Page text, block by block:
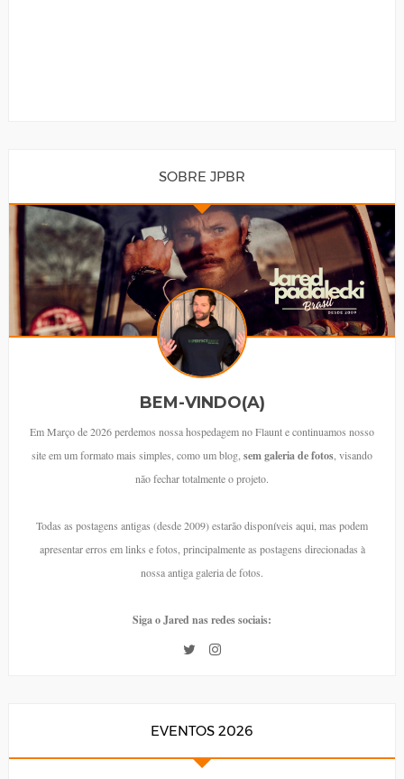
SOBRE JPBR
BEM-VINDO(A)
Em Março de 2026 perdemos nossa hospedagem no Flaunt e continuamos nosso
site em um formato mais simples, como um blog, sem galeria de fotos , visando
não fechar totalmente o projeto.
Todas as postagens antigas (desde 2009) estarão disponíveis aqui, mas podem
apresentar erros em links e fotos, principalmente as postagens direcionadas à
nossa antiga galeria de fotos.
Siga o Jared nas redes sociais:
EVENTOS 2026